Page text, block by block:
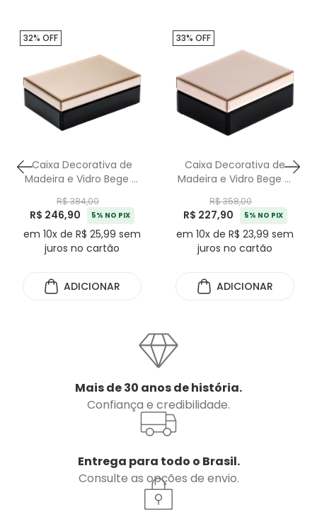
Caixa Decorativa de
Madeira e Vidro Bege G
R$ 384,00
R$ 246,90 5% NO PIX
em 10x de R$ 25,99 sem
juros no cartão
32% OFF
ADICIONAR
Caixa Decorativa de
Madeira e Vidro Bege M
R$ 358,00
R$ 227,90 5% NO PIX
em 10x de R$ 23,99 sem
juros no cartão
33% OFF
ADICIONAR
Mais de 30 anos de história.
Confiança e credibilidade.
Entrega para todo o Brasil.
Consulte as opções de envio.